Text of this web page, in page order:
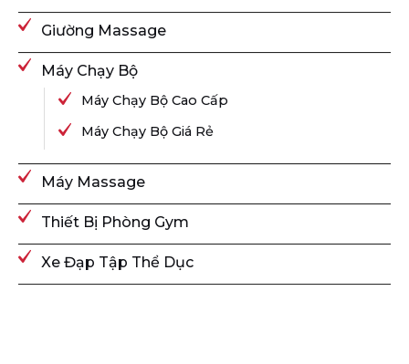
Giường Massage
Máy Chạy Bộ
Máy Chạy Bộ Cao Cấp
Máy Chạy Bộ Giá Rẻ
Máy Massage
Thiết Bị Phòng Gym
Xe Đạp Tập Thể Dục